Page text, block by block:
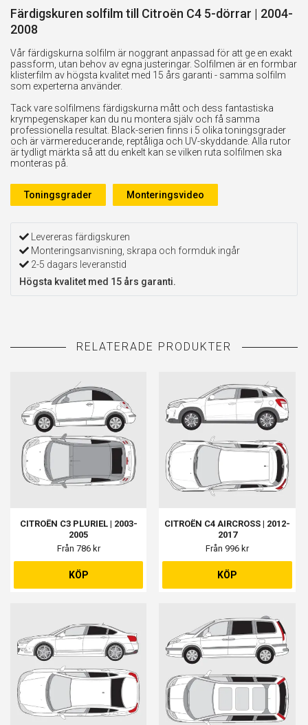
Färdigskuren solfilm till Citroën C4 5-dörrar | 2004-
2008
Vår färdigskurna solfilm är noggrant anpassad för att ge en exakt
passform, utan behov av egna justeringar. Solfilmen är en formbar
klisterfilm av högsta kvalitet med 15 års garanti - samma solfilm
som experterna använder.
Tack vare solfilmens färdigskurna mått och dess fantastiska
krympegenskaper kan du nu montera själv och få samma
professionella resultat. Black-serien finns i 5 olika toningsgrader
och är värmereducerande, reptåliga och UV-skyddande. Alla rutor
är tydligt märkta så att du enkelt kan se vilken ruta solfilmen ska
monteras på.
Toningsgrader Monteringsvideo
Levereras färdigskuren
Monteringsanvisning, skrapa och formduk ingår
2-5 dagars leveranstid
Högsta kvalitet med 15 års garanti.
CITROËN C3 PLURIEL | 2003-
2005
Från 786 kr
KÖP
CITROËN C4 AIRCROSS | 2012-
2017
Från 996 kr
KÖP